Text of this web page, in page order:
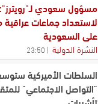
مسؤول سعودي لـ"رويترز":
لاستعداد جماعات
على السعودية
النشرة الدولية 23:50
السلطات الأميركية
"التواصل الاجتماعي"